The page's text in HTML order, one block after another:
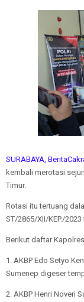
SURABAYA,
kembali merotasi
Timur.
Rotasi itu tertuang
ST/2865/XII/KEP./
Berikut daftar
1. AKBP Edo Setyo
Sumenep digeser
2. AKBP Henri Noveri